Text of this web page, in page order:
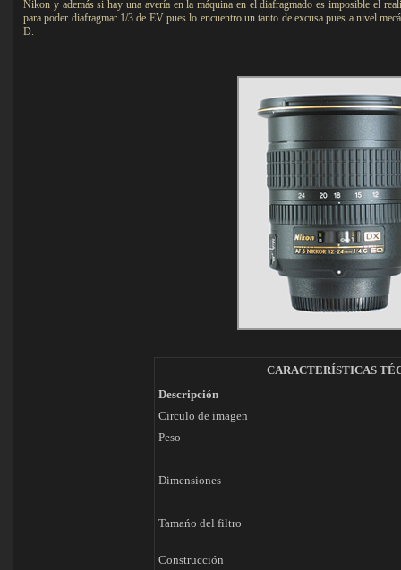
Nikon y además si hay una avería en la máquina en el diafragmado es imposible el
para poder diafragmar 1/3 de EV pues lo encuentro un tanto de excusa pues a nivel
D.
CARACTERÍSTICAS
Descripción
Circulo de imagen
Peso
Dimensiones
Tamańo del filtro
Construcción